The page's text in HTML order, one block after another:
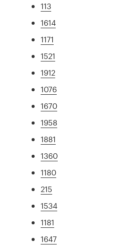
113
1614
1171
1521
1912
1076
1670
1958
1881
1360
1180
215
1534
1181
1647